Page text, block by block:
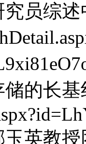
员综
的长
英教授